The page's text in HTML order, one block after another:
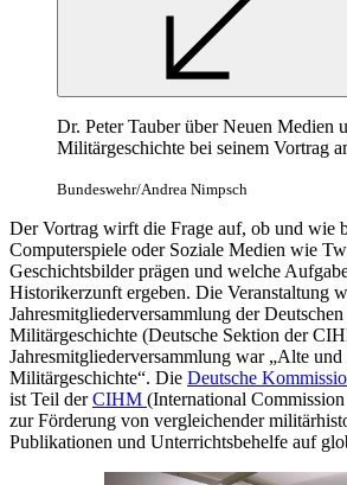
Dr. Peter Tauber über Neuen Medien
Militärgeschichte bei seinem Vortrag
Bundeswehr/Andrea Nimpsch
Der Vortrag wirft die Frage auf, ob und wie
Computerspiele oder Soziale Medien wie
Geschichtsbilder prägen und welche
Historikerzunft ergeben. Die Veranstaltung
Jahresmitgliederversammlung der
Militärgeschichte (Deutsche Sektion der
Jahresmitgliederversammlung war „Alte und
Militärgeschichte“. Die Deutsche
ist Teil derCIHM (International Commission
zur Förderung von vergleichender
Publikationen und Unterrichtsbehelfe auf